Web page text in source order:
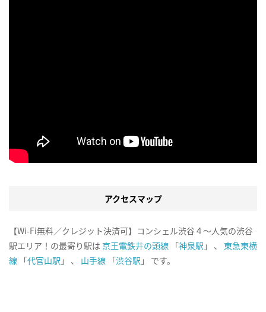
アクセスマップ
【Wi-Fi無料／クレジット決済可】コンシェル渋谷４～人気の渋谷
駅エリア！の最寄り駅は 京王電鉄井の頭線 「神泉駅 」 、 東急東横
線 「代官山駅 」 、 山手線 「渋谷駅 」 です。